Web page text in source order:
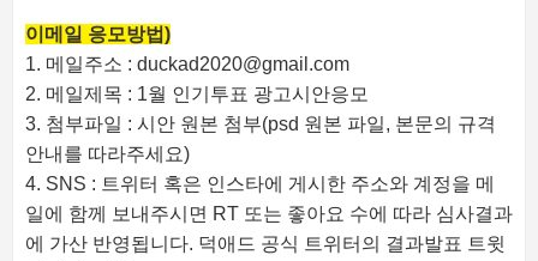
이메일 응모방법)
1. 메일주소 : duckad2020@gmail.com
2. 메일제목 : 1월 인기투표 광고시안응모
3. 첨부파일 : 시안 원본 첨부(psd 원본 파일, 본문의 규격
안내를 따라주세요)
4. SNS : 트위터 혹은 인스타에 게시한 주소와 계정을 메
일에 함께 보내주시면 RT 또는 좋아요 수에 따라 심사결과
에 가산 반영됩니다. 덕애드 공식 트위터의 결과발표 트윗